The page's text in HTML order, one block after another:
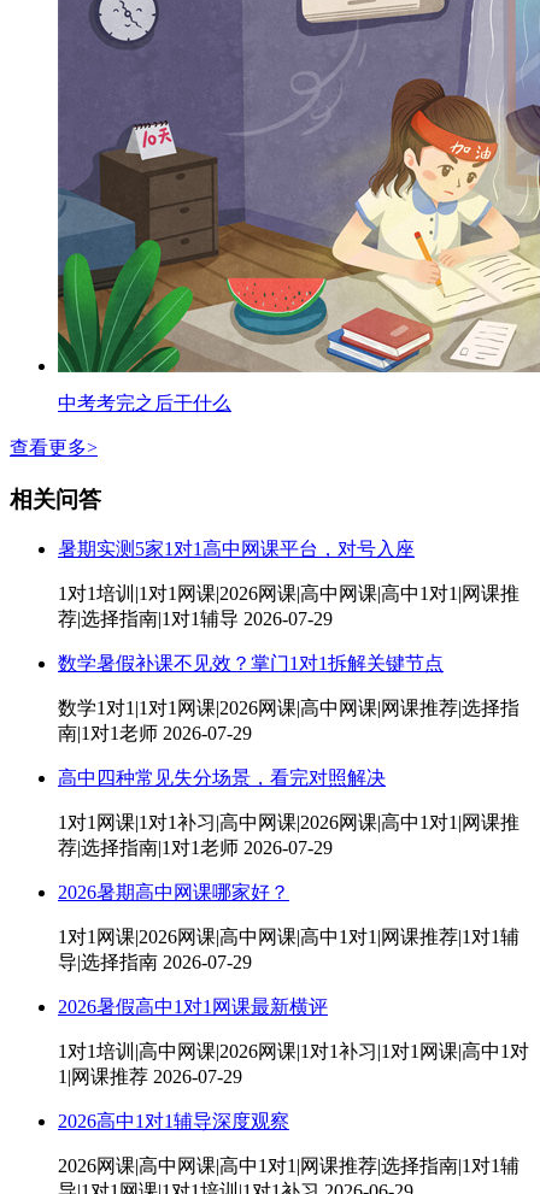
中考考完之后干什么
查看更多>
相关问答
暑期实测5家1对1高中网课平台，对号入座
1对1培训|1对1网课|2026网课|高中网课|高中1对1|网课推
荐|选择指南|1对1辅导 2026-07-29
数学暑假补课不见效？掌门1对1拆解关键节点
数学1对1|1对1网课|2026网课|高中网课|网课推荐|选择指
南|1对1老师 2026-07-29
高中四种常见失分场景，看完对照解决
1对1网课|1对1补习|高中网课|2026网课|高中1对1|网课推
荐|选择指南|1对1老师 2026-07-29
2026暑期高中网课哪家好？
1对1网课|2026网课|高中网课|高中1对1|网课推荐|1对1辅
导|选择指南 2026-07-29
2026暑假高中1对1网课最新横评
1对1培训|高中网课|2026网课|1对1补习|1对1网课|高中1对
1|网课推荐 2026-07-29
2026高中1对1辅导深度观察
2026网课|高中网课|高中1对1|网课推荐|选择指南|1对1辅